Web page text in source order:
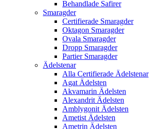
Behandlade Safirer
Smaragder
Certifierade Smaragder
Oktagon Smaragder
Ovala Smaragder
Dropp Smaragder
Partier Smaragder
Ädelstenar
Alla Certifierade Ädelstenar
Agat Ädelsten
Akvamarin Ädelsten
Alexandrit Ädelsten
Amblygonit Ädelsten
Ametist Ädelsten
Ametrin Ädelsten